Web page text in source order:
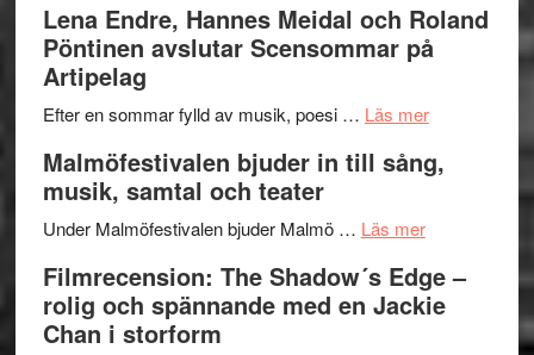
I
Delvis
genrens
terräng
på
Lena Endre, Hannes Meidal och Roland
Pöntinen avslutar Scensommar på
Artipelag
Efter en sommar fylld av musik, poesi … Läs merom
Endre,
Roland
Pöntinen
Malmöfestivalen bjuder in till sång,
musik, samtal och teater
Under Malmöfestivalen bjuder Malmö … Läs merom
bjuder
in
Filmrecension: The Shadow´s Edge –
rolig och spännande med en Jackie
Chan i storform